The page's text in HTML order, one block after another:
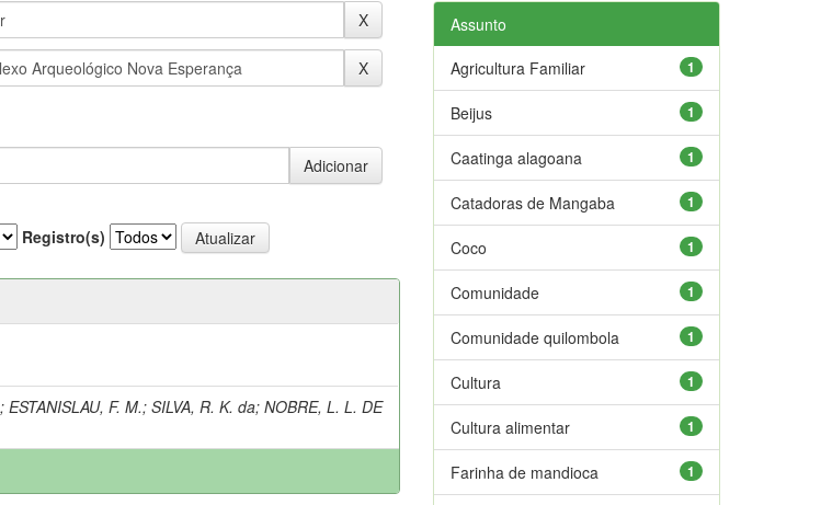
Registro(s)
;ESTANISLAU, F. M.;SILVA, R. K. da;NOBRE, L. L. DE
Assunto
1
Agricultura Familiar
1
Beijus
1
Caatinga alagoana
1
Catadoras de Mangaba
1
Coco
1
Comunidade
1
Comunidade quilombola
1
Cultura
1
Cultura alimentar
1
Farinha de mandioca